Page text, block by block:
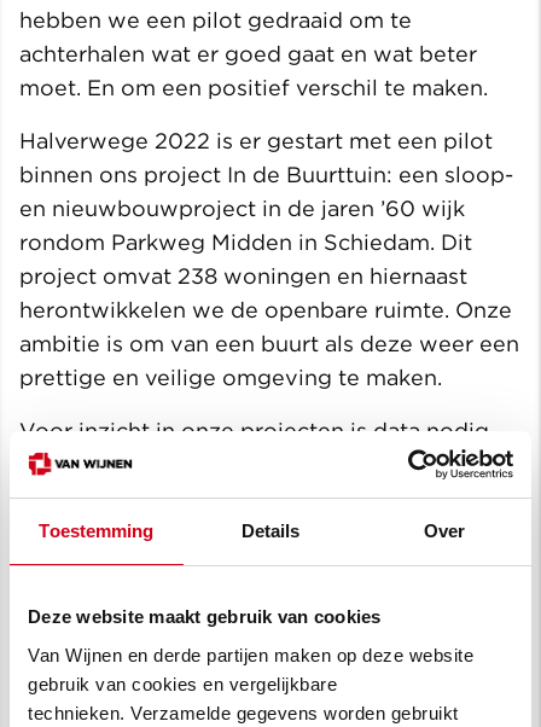
Toestemming Details Over
Deze website maakt gebruik van cookies
Van Wijnen en derde partijen maken op deze website
gebruik van cookies en vergelijkbare
technieken. Verzamelde gegevens worden gebruikt
hebben we een pilot gedraaid om te
achterhalen wat er goed gaat en wat beter
moet. En om een positief verschil te maken.
Halverwege 2022 is er gestart met een pilot
binnen ons project In de Buurttuin: een sloop-
en nieuwbouwproject in de jaren ’60 wijk
rondom Parkweg Midden in Schiedam. Dit
project omvat 238 woningen en hiernaast
herontwikkelen we de openbare ruimte. Onze
ambitie is om van een buurt als deze weer een
prettige en veilige omgeving te maken.
Voor inzicht in onze projecten is data nodig
uit de praktijk. Onderzoek en meetmethoden
maken het mogelijk om gegevens en data te
verzamelen. Door inzicht in wat wel en niet
goed gaat kunnen we aanpassingen
Dit is niet alleen economisch, maar juist ook
op ecologisch en sociaal gebied. Een
interactief proces van testen, creëren en